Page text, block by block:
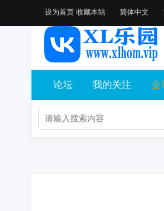
设为首页 收藏本站 简体中文
论坛 我的关注 金